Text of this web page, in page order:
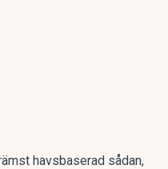
havsbaserad sådan,